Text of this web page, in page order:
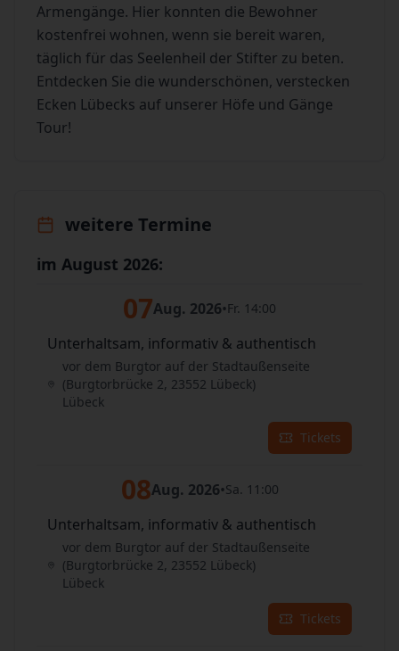
Armengänge. Hier konnten die Bewohner
kostenfrei wohnen, wenn sie bereit waren,
täglich für das Seelenheil der Stifter zu beten.
Entdecken Sie die wunderschönen, verstecken
Ecken Lübecks auf unserer Höfe und Gänge
Tour!
weitere Termine
im August 2026:
07Aug. 2026•Fr. 14:00
Unterhaltsam, informativ & authentisch
vor dem Burgtor auf der Stadtaußenseite
(Burgtorbrücke 2, 23552 Lübeck)
Lübeck
Tickets
08Aug. 2026•Sa. 11:00
Unterhaltsam, informativ & authentisch
vor dem Burgtor auf der Stadtaußenseite
(Burgtorbrücke 2, 23552 Lübeck)
Lübeck
Tickets